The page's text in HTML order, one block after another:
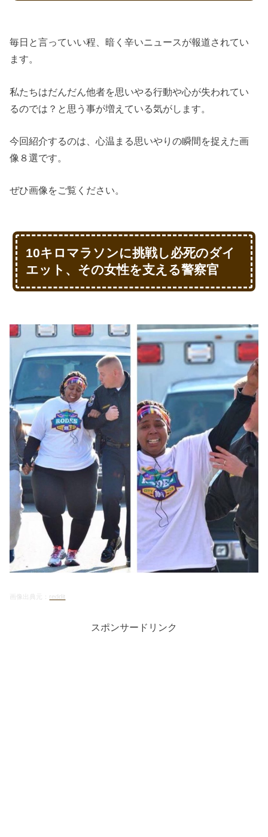
毎日と言っていい程、暗く辛いニュースが報道されてい
ます。
私たちはだんだん他者を思いやる行動や心が失われてい
るのでは？と思う事が増えている気がします。
今回紹介するのは、心温まる思いやりの瞬間を捉えた画
像８選です。
ぜひ画像をご覧ください。
10キロマラソンに挑戦し必死のダイ
エット、その女性を支える警察官
画像出典元： reddit
スポンサードリンク